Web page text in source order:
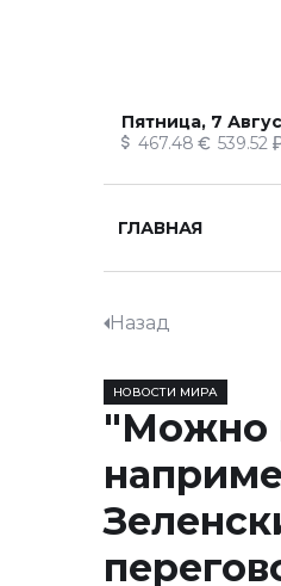
Пятница, 7
467.48 539.52
ГЛАВНАЯ
Назад
НОВОСТИ МИРА
"Можно